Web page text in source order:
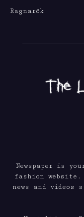
Ragnarök
Newspaper is
fashion
news and